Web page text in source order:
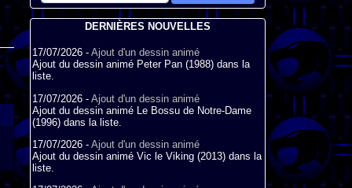
DERNIÈRES NOUVELLES
17/07/2026 - Ajout d'un dessin animé
Ajout du dessin animé Peter Pan (1988) dans la
liste.
17/07/2026 - Ajout d'un dessin animé
Ajout du dessin animé Le Bossu de Notre-Dame
(1996) dans la liste.
17/07/2026 - Ajout d'un dessin animé
Ajout du dessin animé Vic le Viking (2013) dans la
liste.